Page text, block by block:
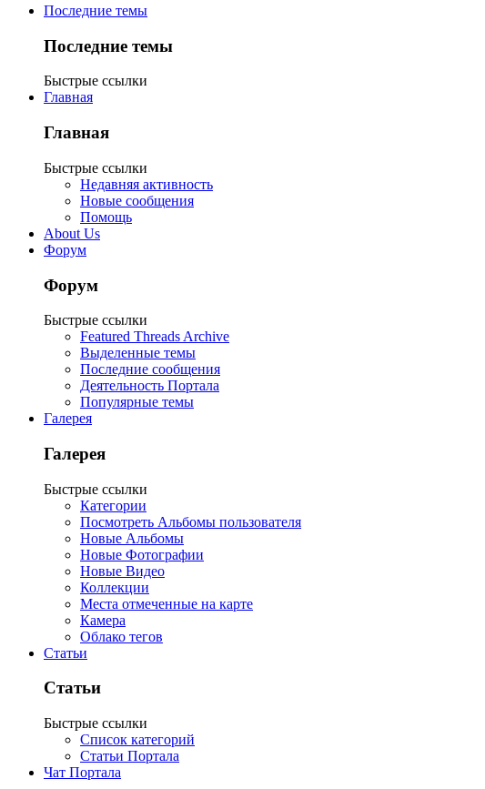
Последние темы
Последние темы
Быстрые ссылки
Главная
Главная
Быстрые ссылки
Недавняя активность
Новые сообщения
Помощь
About Us
Форум
Форум
Быстрые ссылки
Featured Threads Archive
Выделенные темы
Последние сообщения
Деятельность Портала
Популярные темы
Галерея
Галерея
Быстрые ссылки
Категории
Посмотреть Альбомы пользователя
Новые Альбомы
Новые Фотографии
Новые Видео
Коллекции
Места отмеченные на карте
Камера
Облако тегов
Статьи
Статьи
Быстрые ссылки
Список категорий
Статьи Портала
Чат Портала